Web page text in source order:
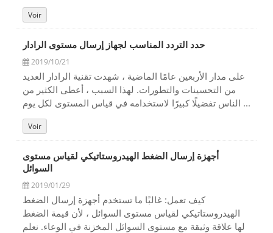
Voir
حدد التردد المناسب لجهاز إرسال مستوى الرادار
2019/10/21
على مدار الأربعين عامًا الماضية ، شهدت تقنية الرادار العديد
من التحسينات والتطورات. لهذا السبب ، أعطى الكثير من
الناس تفضيلًا كبيرًا لاستخدامه في قياس المستوى لكل يوم ...
Voir
أجهزة إرسال الضغط الهيدروستاتيكي لقياس مستوى
السوائل
2019/01/29
كيف تعمل: غالبًا ما تستخدم أجهزة إرسال الضغط
الهيدروستاتيكي لقياس مستوى السوائل ، لأن قيمة الضغط
لها علاقة وثيقة مع مستوى السوائل المخزنة في الوعاء. نعلم